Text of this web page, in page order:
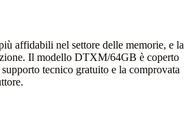
affidabili nel settore delle memorie, e la
Il modello DTXM/64GB è coperto
supporto tecnico gratuito e la comprovata